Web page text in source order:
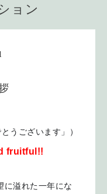
ョン
うございます」）
fruitful!!
に溢れた一年にな